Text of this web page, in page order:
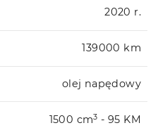
2020 r.
139000 km
olej napędowy
1500 cm3 - 95 KM